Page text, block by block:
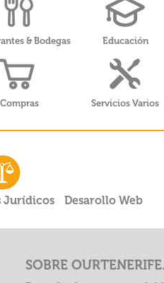
& Bodegas Educación
Compras Servicios Varios
Jurídicos Desarollo Web
SOBRE